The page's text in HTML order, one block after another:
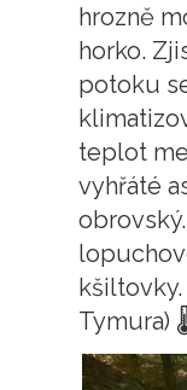
hrozně
horko.
potoku
teplot
vyhřáté
Tymura)